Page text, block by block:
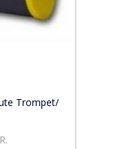
Trompet/